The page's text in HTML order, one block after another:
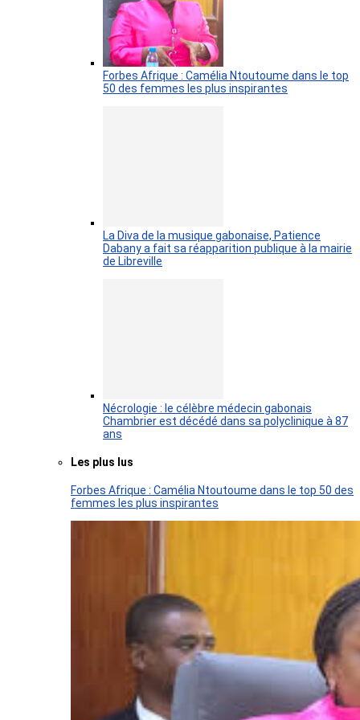
Forbes Afrique : Camélia Ntoutoume dans le top
50 des femmes les plus inspirantes
La Diva de la musique gabonaise, Patience
Dabany a fait sa réapparition publique à la mairie
de Libreville
Nécrologie : le célèbre médecin gabonais
Chambrier est décédé dans sa polyclinique à 87
ans
Les plus lus
Forbes Afrique : Camélia Ntoutoume dans le top 50 des
femmes les plus inspirantes